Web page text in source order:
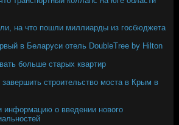
на что пошли миллиарды из госбюджета
в Беларуси отель DoubleTree by Hilton
больше старых квартир
строительство моста в Крым в
информацию о введении нового